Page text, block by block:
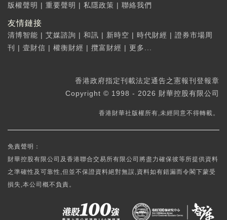
版權聲明 | 重要聲明 | 私隱政策 | 聯絡我們
友情鏈接
清博智能 | 艾媒諮詢 | 和訊 | 新時空 | 時代財經 | 證券市場周
刊
| 壹財信 | 權衡財經 | 攬富財經 | 更多...
香港政府指定刊載法定通告之憲報刊登報章
Copyright © 1998 - 2026 財華控股有限公司
香港財華社版權所有,未經同意不得轉載。
免責聲明：
財華控股有限公司及香港聯合交易所有限公司將盡力確保彼等所提供資料
之準確性及可靠性,但並不保證資料絕對無誤,資料如有錯漏而令閣下蒙受
損失,本公司概不負責。